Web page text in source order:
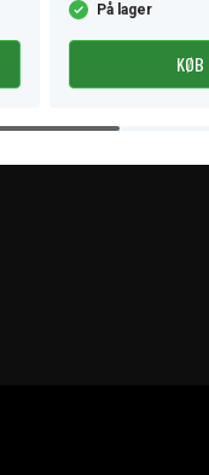
På lager
KØB